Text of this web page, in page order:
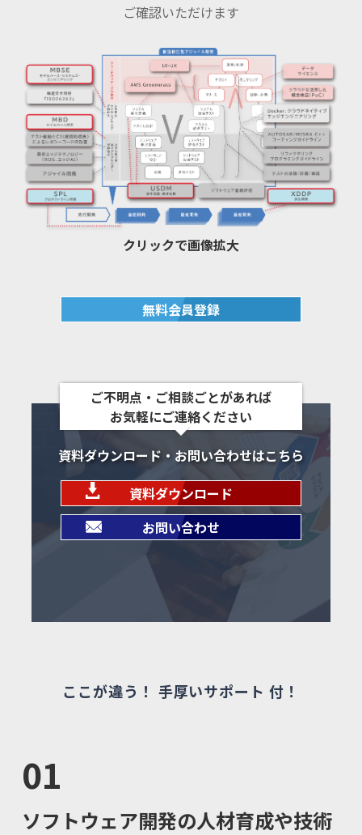
ご確認いただけます
クリックで画像拡大
無料会員登録
ご不明点・ご相談ごとがあれば
お気軽にご連絡ください
資料ダウンロード・お問い合わせはこちら
資料ダウンロード
お問い合わせ
ここが違う！ 手厚いサポート 付！
01
ソフトウェア開発の人材育成や技術